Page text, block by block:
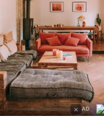
× AD